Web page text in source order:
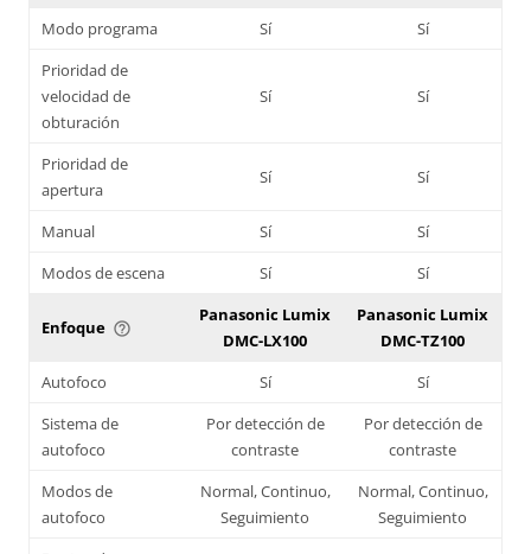
Modo programa
Sí
Sí
Prioridad de
velocidad de
obturación
Sí Sí
Prioridad de
apertura
Sí Sí
Manual Sí
Sí
Modos de escena
Sí Sí
Enfoque help_outline
Panasonic Lumix
DMC-LX100
Panasonic Lumix
DMC-TZ100
Autofoco
Sí
Sí
Sistema de
autofoco
Por detección de
contraste
Por detección de
contraste
Modos de
autofoco
Normal, Continuo,
Seguimiento
Normal, Continuo,
Seguimiento